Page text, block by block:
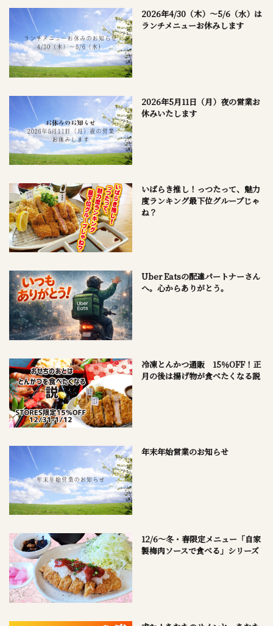
2026年4/30（木）～5/6（水）は
ランチメニューお休みします
2026年5月11日（月）夜の営業お
休みいたします
いばらき推し！っつたって、魅力
度ランキング最下位グループじゃ
ね？
Uber Eatsの配達パートナーさん
へ。心からありがとう。
冷凍とんかつ通販 15％OFF！正
月の後は揚げ物が食べたくなる説
年末年始営業のお知らせ
12/6～冬・春限定メニュー「自家
製梅肉ソースで食べる」シリーズ